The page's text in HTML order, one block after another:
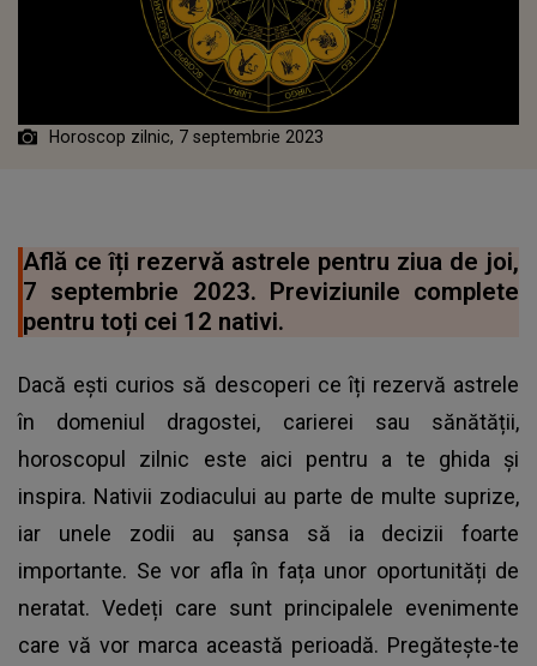
Horoscop zilnic, 7 septembrie 2023
Află ce îți rezervă astrele pentru ziua de joi,
7 septembrie 2023. Previziunile complete
pentru toți cei 12 nativi.
Dacă ești curios să descoperi ce îți rezervă astrele
în domeniul dragostei, carierei sau sănătății,
horoscopul zilnic este aici pentru a te ghida și
inspira. Nativii zodiacului au parte de multe suprize,
iar unele zodii au șansa să ia decizii foarte
importante. Se vor afla în fața unor oportunități de
neratat. Vedeți care sunt principalele evenimente
care vă vor marca această perioadă. Pregătește-te